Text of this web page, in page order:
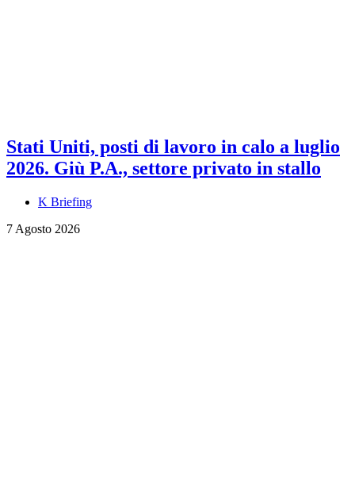
Stati Uniti, posti di lavoro in calo a luglio
2026. Giù P.A., settore privato in stallo
K Briefing
7 Agosto 2026